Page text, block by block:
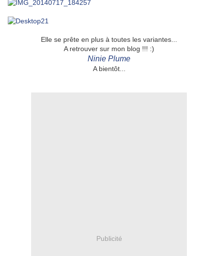
Elle se prête en plus à toutes les variantes...
A retrouver sur mon blog !!! :)
Ninie Plume
A bientôt...
Publicité